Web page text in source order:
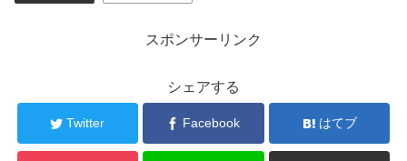
スポンサーリンク
シェアする
Twitter Facebook はてブ